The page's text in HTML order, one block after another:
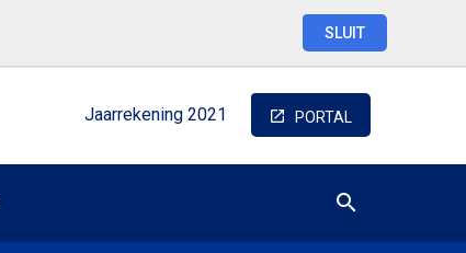
SLUIT
Jaarrekening 2021 PORTAL